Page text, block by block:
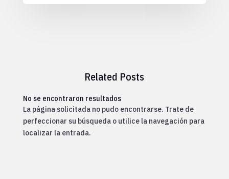
Related Posts
No se encontraron resultados
La página solicitada no pudo encontrarse. Trate de
perfeccionar su búsqueda o utilice la navegación para
localizar la entrada.